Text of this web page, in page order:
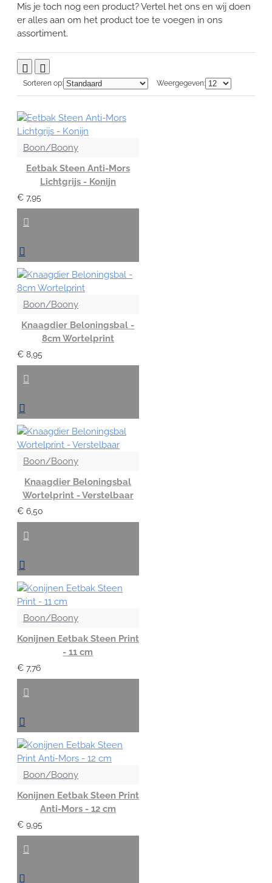
Mis je toch nog een product? Vertel het ons en wij doen
er alles aan om het product toe te voegen in ons
assortiment.
Sorteren op: Weergegeven:
Boon/Boony
Eetbak Steen Anti-Mors
Lichtgrijs - Konijn
€ 7,95
Boon/Boony
Knaagdier Beloningsbal -
8cm Wortelprint
€ 8,95
Boon/Boony
Knaagdier Beloningsbal
Wortelprint - Verstelbaar
€ 6,50
Boon/Boony
Konijnen Eetbak Steen Print
- 11 cm
€ 7,76
Boon/Boony
Konijnen Eetbak Steen Print
Anti-Mors - 12 cm
€ 9,95